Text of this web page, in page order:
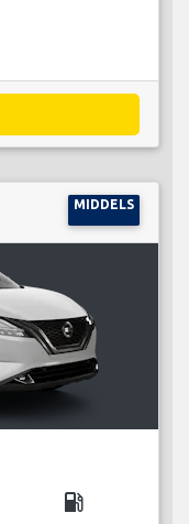
MIDDELS
local_gas_station